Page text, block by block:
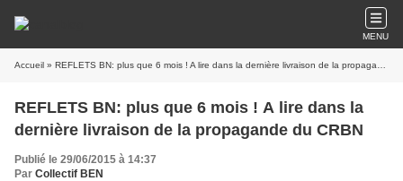
MENU
Accueil » REFLETS BN: plus que 6 mois ! A lire dans la dernière livraison de la propagande du CRBN
REFLETS BN: plus que 6 mois ! A lire dans la
dernière livraison de la propagande du CRBN
Publié le 29/06/2015 à 14:37
Par Collectif BEN